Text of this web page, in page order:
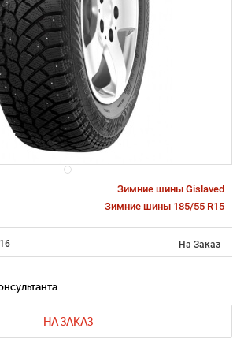
Зимние шины Gislaved
Зимние шины 185/55 R15
На Заказ
НА ЗАКАЗ